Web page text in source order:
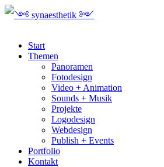
Start
Themen
Panoramen
Fotodesign
Video + Animation
Sounds + Musik
Projekte
Logodesign
Webdesign
Publish + Events
Portfolio
Kontakt